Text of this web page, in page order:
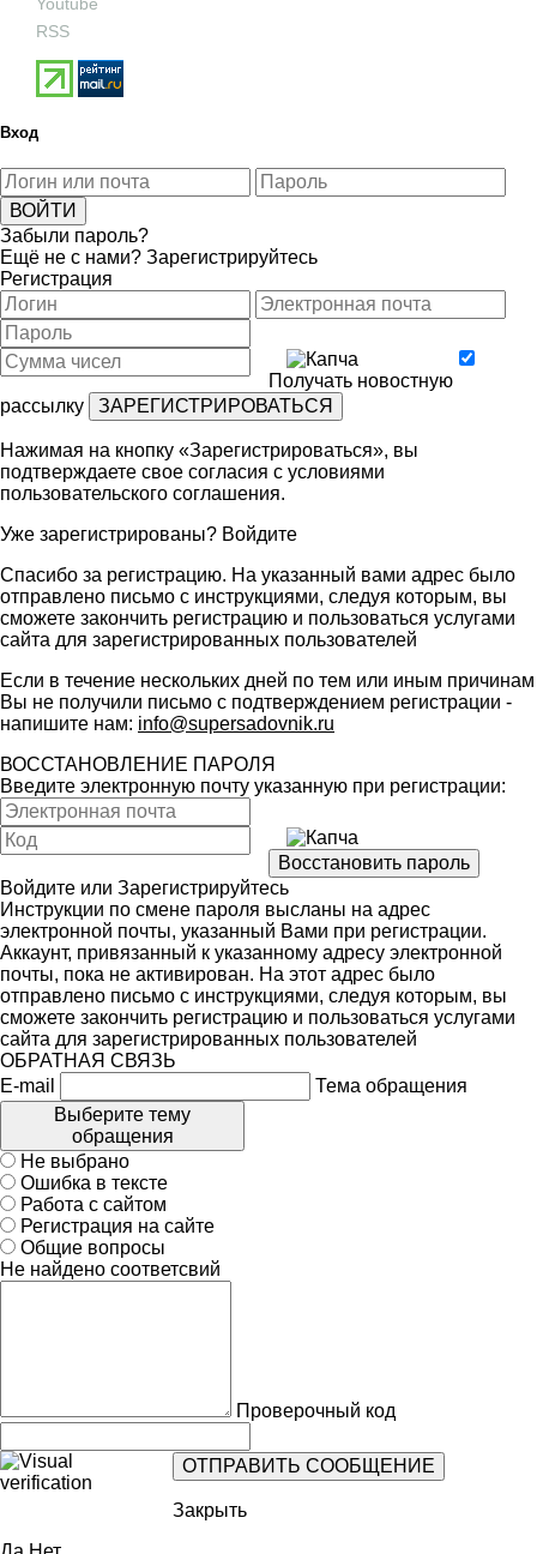
RSS
Вход
Забыли пароль?
Ещё не с нами? Зарегистрируйтесь
Регистрация
Получать новостную
рассылку
Нажимая на кнопку «Зарегистрироваться», вы
подтверждаете свое согласия с условиями
пользовательского соглашения.
Уже зарегистрированы? Войдите
Спасибо за регистрацию. На указанный вами адрес было
отправлено письмо с инструкциями, следуя которым, вы
сможете закончить регистрацию и пользоваться услугами
сайта для зарегистрированных пользователей
Если в течение нескольких дней по тем или иным причинам
Вы не получили письмо с подтверждением регистрации -
напишите нам: info@supersadovnik.ru
ВОССТАНОВЛЕНИЕ ПАРОЛЯ
Введите электронную почту указанную при регистрации:
Войдите или Зарегистрируйтесь
Инструкции по смене пароля высланы на адрес
электронной почты, указанный Вами при регистрации.
Аккаунт, привязанный к указанному адресу электронной
почты, пока не активирован. На этот адрес было
отправлено письмо с инструкциями, следуя которым, вы
сможете закончить регистрацию и пользоваться услугами
сайта для зарегистрированных пользователей
ОБРАТНАЯ СВЯЗЬ
E-mail
Тема обращения
Выберите тему
обращения
Не выбрано
Ошибка в тексте
Работа с сайтом
Регистрация на сайте
Общие вопросы
Не найдено соответсвий
Проверочный код
Закрыть